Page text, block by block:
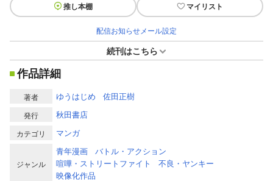
推し本棚 マイリスト
配信お知らせメール設定
続刊はこちら
作品詳細
著者 ゆうはじめ 佐田正樹
発行 秋田書店
カテゴリ マンガ
ジャンル
青年漫画
バトル・アクション
喧嘩・ストリートファイト
不良・ヤンキー
映像化作品